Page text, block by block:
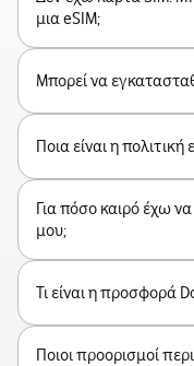
μια eSIM;
Μπορεί να
Ποια είναι η
Για πόσο καιρό έχω
μου;
Τι είναι η προσφορά
Ποιοι προορισμοί